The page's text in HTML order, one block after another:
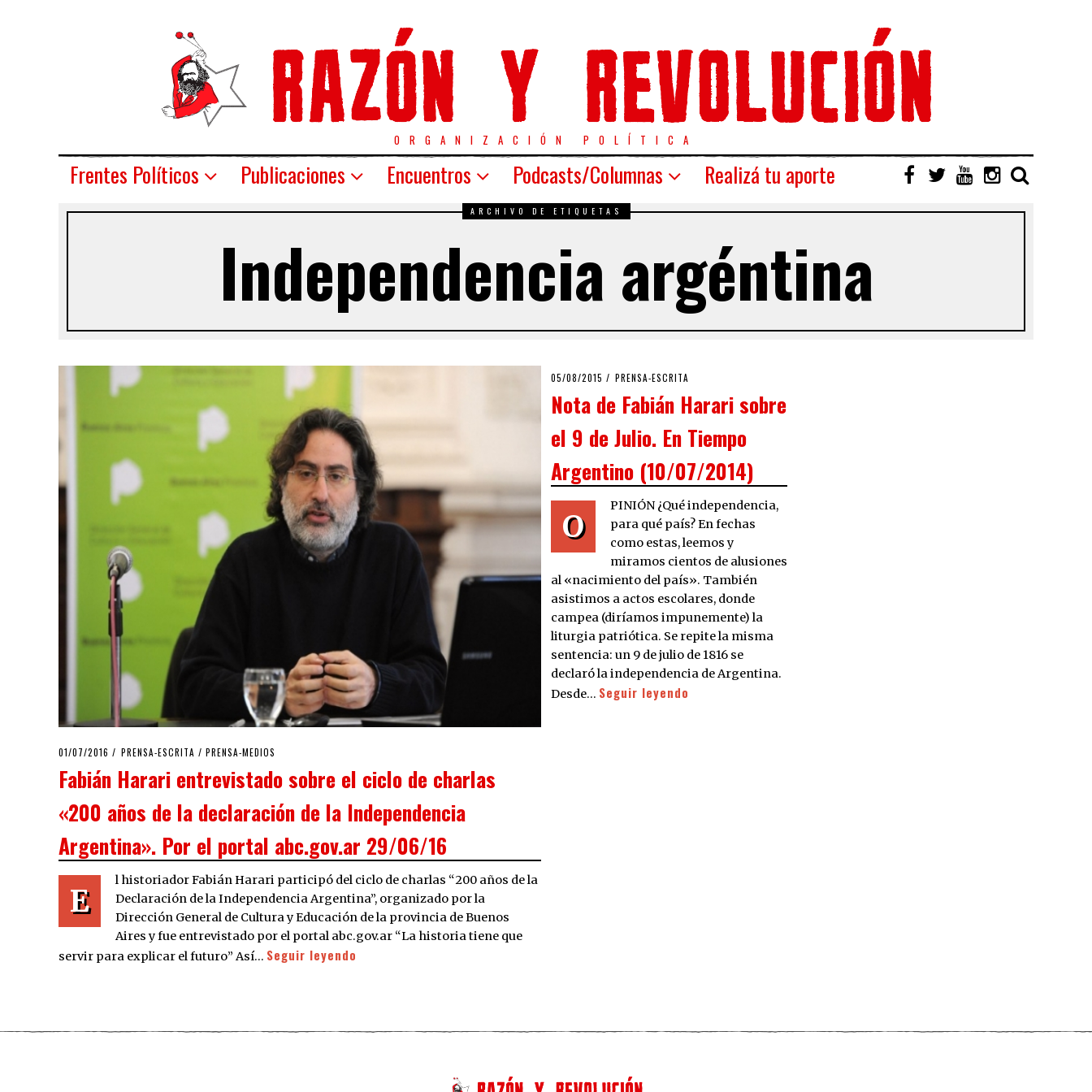
ORGANIZACIÓN POLÍTICA
Frentes Políticos Publicaciones Encuentros Podcasts/Columnas Realizá tu aporte
ARCHIVO DE ETIQUETAS
Independencia argéntina
POSTED
01/07/2016 01/07/2016
PRENSA-ESCRITA / PRENSA-MEDIOS
Fabián Harari entrevistado sobre el ciclo de charlas
«200 años de la declaración de la Independencia
Argentina». Por el portal abc.gov.ar 29/06/16
E
l historiador Fabián Harari participó del ciclo de charlas “200 años de la
Declaración de la Independencia Argentina”, organizado por la
Dirección General de Cultura y Educación de la provincia de Buenos
Aires y fue entrevistado por el portal abc.gov.ar “La historia tiene que
servir para explicar el futuro” Así… Seguir leyendo
POSTED
05/08/2015 08/07/2016
PRENSA-ESCRITA
Nota de Fabián Harari sobre
el 9 de Julio. En Tiempo
Argentino (10/07/2014)
O
PINIÓN ¿Qué independencia,
para qué país? En fechas
como estas, leemos y
miramos cientos de alusiones
al «nacimiento del país». También
asistimos a actos escolares, donde
campea (diríamos impunemente) la
liturgia patriótica. Se repite la misma
sentencia: un 9 de julio de 1816 se
declaró la independencia de Argentina.
Desde… Seguir leyendo